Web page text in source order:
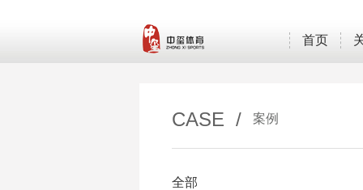
首页
CASE / 案例
全部